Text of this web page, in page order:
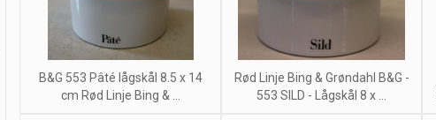
B&G 553 Pâté lågskål 8.5 x 14
cm Rød Linje Bing & ...
Rød Linje Bing & Grøndahl B&G -
553 SILD - Lågskål 8 x ...